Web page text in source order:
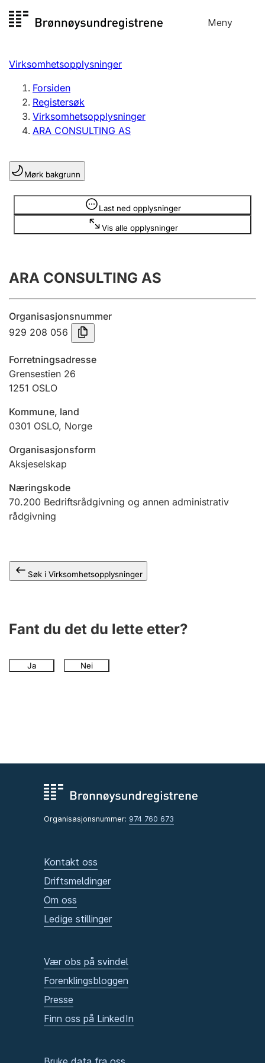
til
Meny
Registersøk
Aksjeselskap
Enkeltpersonforetak
Registrere, endre, slette
Lag og forening
Registrere, endre, slette
Årsregnskap
Innsending og forsinkelsesgebyr
Jeger
Ektepaktveileder
Offentlig sektor
Virksomhetsopplysninger
Forsiden
Registersøk
Virksomhetsopplysninger
ARA CONSULTING AS
Mørk bakgrunn
Last ned opplysninger
Vis alle opplysninger
Opplysninger er skjult
ARA CONSULTING AS
Organisasjonsnummer
929 208 056
Forretningsadresse
Grensestien 26
1251 OSLO
Kommune, land
0301 OSLO, Norge
Organisasjonsform
Aksjeselskap
Næringskode
70.200 Bedriftsrådgivning og annen administrativ
rådgivning
Søk i Virksomhetsopplysninger
Fant du det du lette etter?
Ja Nei
Organisasjonsnummer: 974 760 673
Kontakt oss
Driftsmeldinger
Om oss
Ledige stillinger
Vær obs på svindel
Forenklingsbloggen
Presse
Finn oss på LinkedIn